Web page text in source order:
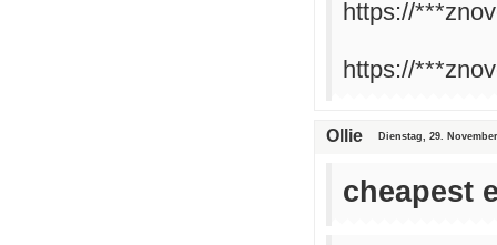
https://
https://
Ollie Dienstag, 29.
cheapest